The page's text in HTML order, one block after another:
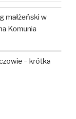
małżeński w
Komunia
– krótka